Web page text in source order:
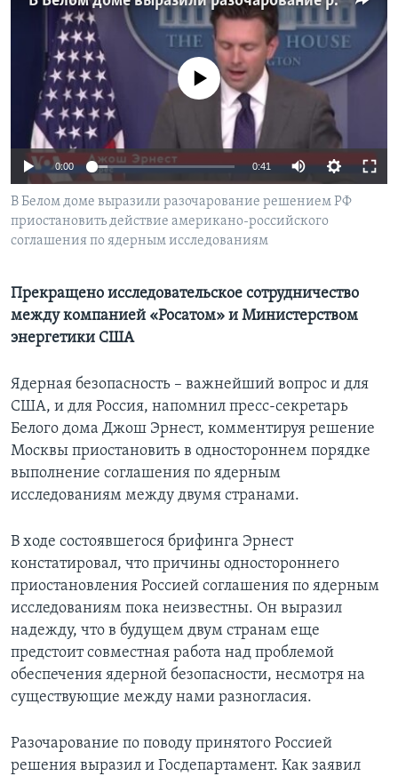
Learning English
СОЦИАЛЬНЫЕ СЕТИ
Языки
No media source currently available
0:00 0:41
В Белом доме выразили разочарование решением РФ
приостановить действие американо-российского
соглашения по ядерным исследованиям
Прекращено исследовательское сотрудничество
между компанией «Росатом» и Министерством
энергетики США
Ядерная безопасность – важнейший вопрос и для
США, и для Россия, напомнил пресс-секретарь
Белого дома Джош Эрнест, комментируя решение
Москвы приостановить в одностороннем порядке
выполнение соглашения по ядерным
исследованиям между двумя странами.
В ходе состоявшегося брифинга Эрнест
констатировал, что причины одностороннего
приостановления Россией соглашения по ядерным
исследованиям пока неизвестны. Он выразил
надежду, что в будущем двум странам еще
предстоит совместная работа над проблемой
обеспечения ядерной безопасности, несмотря на
существующие между нами разногласия.
Разочарование по поводу принятого Россией
решения выразил и Госдепартамент. Как заявил